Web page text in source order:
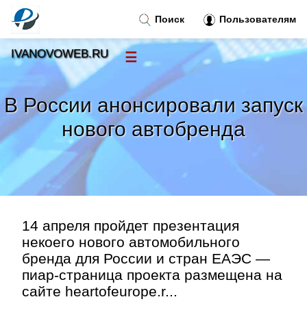
В России анонсировали запуск
нового автобренда
14 апреля пройдет презентация
некоего нового автомобильного
бренда для России и стран ЕАЭС —
пиар-страница проекта размещена на
сайте heartofeurope.r...
Поиск Пользователям
IVANOVOWEB.RU ☰
Новости
Тренды новостей»
Рубрики»
Правила»
Контакт»